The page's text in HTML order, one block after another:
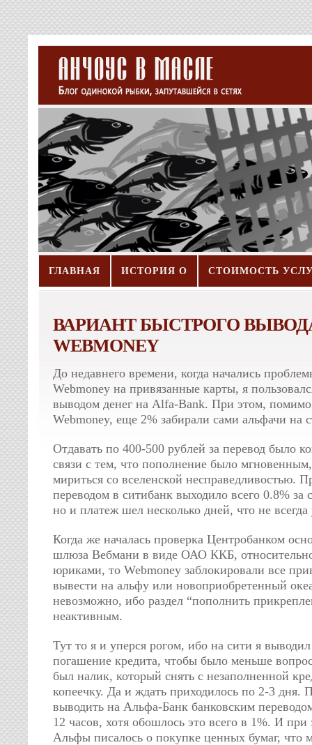
ГЛАВНАЯ ИСТОРИЯ О СТОИМОСТЬ
ВАРИАНТ БЫСТРОГО
WEBMONEY
До недавнего времени, когда начались
Webmoney на привязанные карты, я
выводом денег на Alfa-Bank. При этом,
Webmoney, еще 2% забирали сами альфачи на
Отдавать по 400-500 рублей за перевод было
связи с тем, что пополнение было
мириться со вселенской несправедливостью.
переводом в ситибанк выходило всего 0.8% за
но и платеж шел несколько дней, что не всегда
Когда же началась проверка Центробанком
шлюза Вебмани в виде ОАО ККБ,
юриками, то Webmoney заблокировали все
вывести на альфу или новоприобретенный
невозможно, ибо раздел “пополнить
неактивным.
Тут то я и уперся рогом, ибо на сити я
погашение кредита, чтобы было меньше
был налик, который снять с незаполненной
копеечку. Да и ждать приходилось по 2-3 дня.
выводить на Альфа-Банк банковским
12 часов, хотя обошлось это всего в 1%. И при
Альфы писалось о покупке ценных бумаг, что